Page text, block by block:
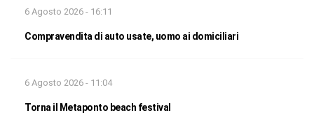
6 Agosto 2026 - 16:11
Compravendita di auto usate, uomo ai domiciliari
6 Agosto 2026 - 11:04
Torna il Metaponto beach festival